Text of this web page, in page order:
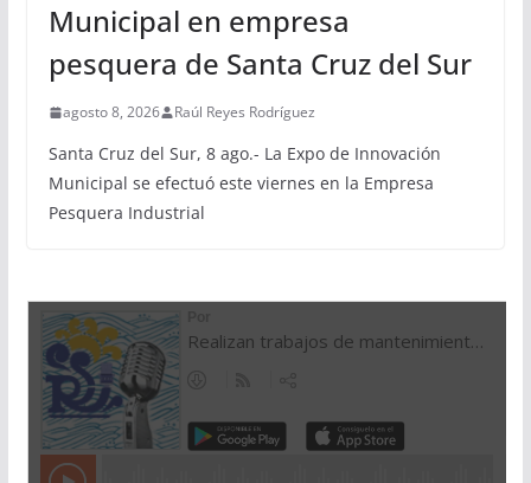
Municipal en empresa
pesquera de Santa Cruz del Sur
agosto 8, 2026 Raúl Reyes Rodríguez
Santa Cruz del Sur, 8 ago.- La Expo de Innovación
Municipal se efectuó este viernes en la Empresa
Pesquera Industrial